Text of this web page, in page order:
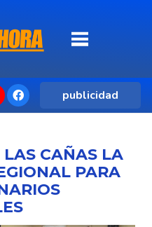
publicidad
CAÑAS LA
PARA